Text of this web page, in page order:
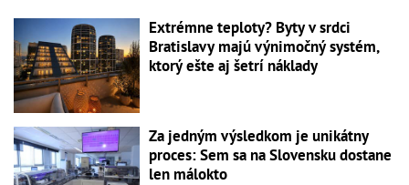
Extrémne teploty? Byty v srdci
Bratislavy majú výnimočný systém,
ktorý ešte aj šetrí náklady
Za jedným výsledkom je unikátny
proces: Sem sa na Slovensku dostane
len málokto